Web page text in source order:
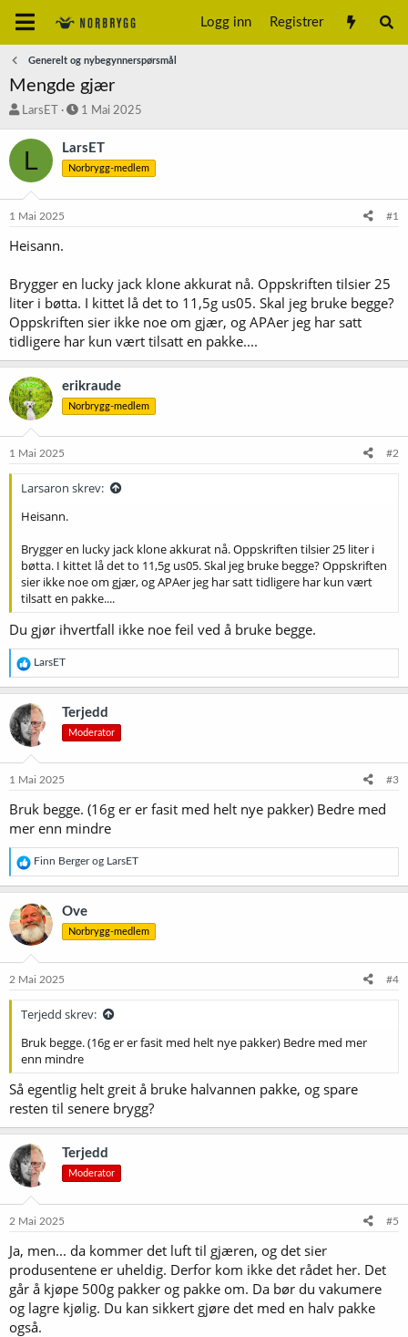
Logg inn Registrer
Generelt og nybegynnerspørsmål
Mengde gjær
å
t
LarsET
S
a
r
t
1 Mai 2025
L LarsET
Norbrygg-medlem
1 Mai 2025 #1
Heisann.
Brygger en lucky jack klone akkurat nå. Oppskriften tilsier 25
liter i bøtta. I kittet lå det to 11,5g us05. Skal jeg bruke begge?
Oppskriften sier ikke noe om gjær, og APAer jeg har satt
tidligere har kun vært tilsatt en pakke....
erikraude
Norbrygg-medlem
1 Mai 2025 #2
Larsaron skrev:
Heisann.
Brygger en lucky jack klone akkurat nå. Oppskriften tilsier 25 liter i
bøtta. I kittet lå det to 11,5g us05. Skal jeg bruke begge? Oppskriften
sier ikke noe om gjær, og APAer jeg har satt tidligere har kun vært
tilsatt en pakke....
Du gjør ihvertfall ikke noe feil ved å bruke begge.
R
e
a
k
s
j
o
e
:
LarsET
Terjedd
Moderator
1 Mai 2025 #3
Bruk begge. (16g er er fasit med helt nye pakker) Bedre med
mer enn mindre
R
e
a
k
s
j
o
e
Finn Bergerog LarsET
Ove
Norbrygg-medlem
2 Mai 2025 #4
Terjedd skrev:
Bruk begge. (16g er er fasit med helt nye pakker) Bedre med mer
enn mindre
Så egentlig helt greit å bruke halvannen pakke, og spare
resten til senere brygg?
Terjedd
Moderator
2 Mai 2025 #5
Ja, men... da kommer det luft til gjæren, og det sier
produsentene er uheldig. Derfor kom ikke det rådet her. Det
går å kjøpe 500g pakker og pakke om. Da bør du vakumere
og lagre kjølig. Du kan sikkert gjøre det med en halv pakke
også.